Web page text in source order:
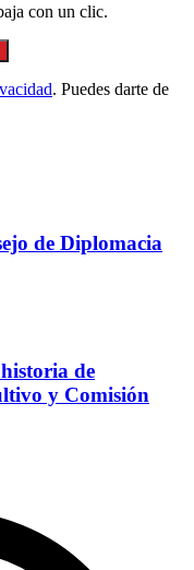
con un clic.
. Puedes darte de
de Diplomacia
de
y Comisión